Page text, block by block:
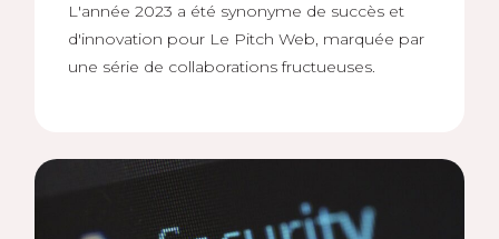
L'année 2023 a été synonyme de succès et
d'innovation pour Le Pitch Web, marquée par
une série de collaborations fructueuses.